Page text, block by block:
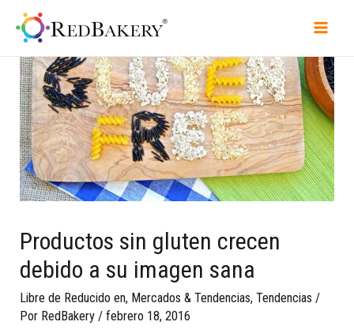
Productos sin gluten crecen
debido a su imagen sana
Libre de Reducido en, Mercados & Tendencias,Tendencias /
Por RedBakery /febrero 18, 2016